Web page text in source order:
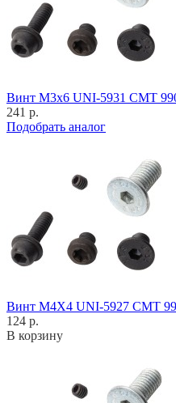
Винт M3x6 UNI-5931 CMT
241 р.
Подобрать аналог
Винт M4X4 UNI-5927 CMT
124 р.
В корзину